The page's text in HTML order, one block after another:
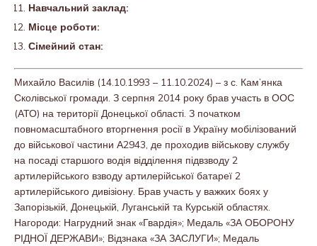
Навчальний заклад:
Місце роботи:
Сімейний стан:
Михайло Василів (14.10.1993 – 11.10.2024) – з с. Кам’янка
Сколівської громади. З серпня 2014 року брав участь в ООС
(АТО) на території Донецької області. З початком
повномасштабного вторгнення росії в Україну мобілізований
до військової частини А2943, де проходив військову службу
на посаді старшого водія відділення підвзводу 2
артилерійського взводу артилерійської батареї 2
артилерійського дивізіону. Брав участь у важких боях у
Запорізькій, Донецькій, Луганській та Курській областях.
Нагороди: Нагрудний знак «Гвардія»; Медаль «ЗА ОБОРОНУ
РІДНОЇ ДЕРЖАВИ»; Відзнака «ЗА ЗАСЛУГИ»; Медаль